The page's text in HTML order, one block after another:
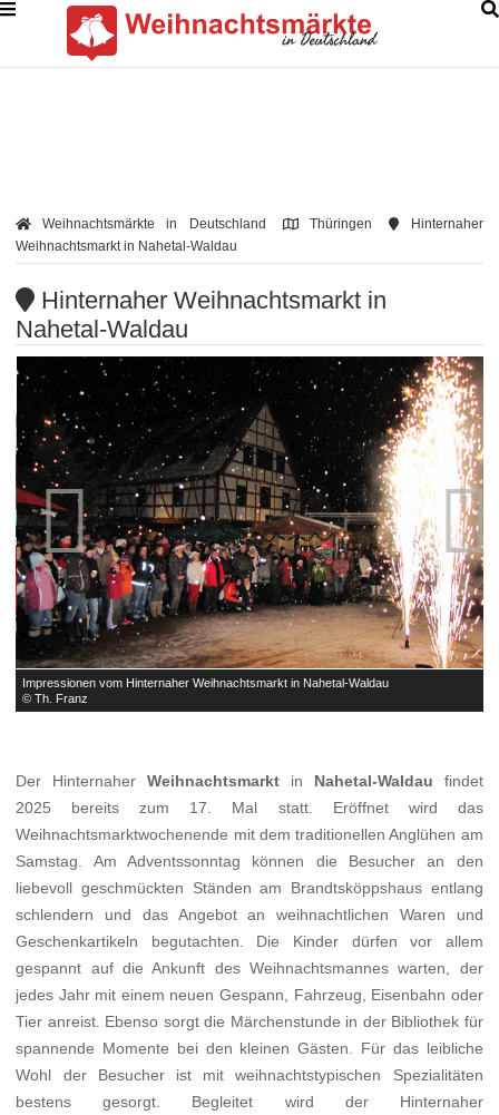
Weihnachtsmärkte in Deutschland Thüringen
Hinternaher
Weihnachtsmarkt in Nahetal-Waldau
Hinternaher Weihnachtsmarkt in
Nahetal-Waldau
Impressionen vom Hinternaher Weihnachtsmarkt in Nahetal-Waldau
© Th. Franz
 
Der HinternaherWeihnachtsmarkt in Nahetal-Waldau findet
2025 bereits zum 17. Mal statt. Eröffnet wird das
Weihnachtsmarktwochenende mit dem traditionellen Anglühen am
Samstag. Am Adventssonntag können die Besucher an den
liebevoll geschmückten Ständen am Brandtsköppshaus entlang
schlendern und das Angebot an weihnachtlichen Waren und
Geschenkartikeln begutachten. Die Kinder dürfen vor allem
gespannt auf die Ankunft des Weihnachtsmannes warten, der
jedes Jahr mit einem neuen Gespann, Fahrzeug, Eisenbahn oder
Tier anreist. Ebenso sorgt die Märchenstunde in der Bibliothek für
spannende Momente bei den kleinen Gästen. Für das leibliche
Wohl der Besucher ist mit weihnachtstypischen Spezialitäten
bestens gesorgt. Begleitet wird der Hinternaher